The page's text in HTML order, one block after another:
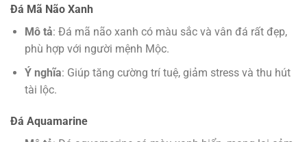
Đá Mã Não Xanh
Mô tả: Đá mã não xanh có màu sắc và vân đá rất đẹp,
phù hợp với người mệnh Mộc.
Ý nghĩa: Giúp tăng cường trí tuệ, giảm stress và thu hút
tài lộc.
Đá Aquamarine